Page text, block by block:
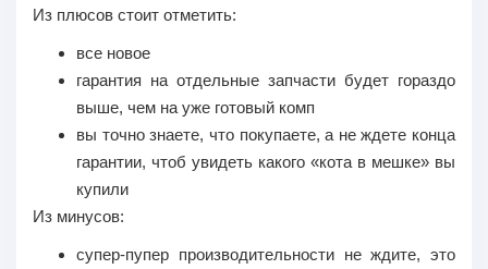
Из плюсов стоит отметить:
все новое
гарантия на отдельные запчасти будет гораздо
выше, чем на уже готовый комп
вы точно знаете, что покупаете, а не ждете конца
гарантии, чтоб увидеть какого «кота в мешке» вы
купили
Из минусов:
супер-пупер производительности не ждите, это